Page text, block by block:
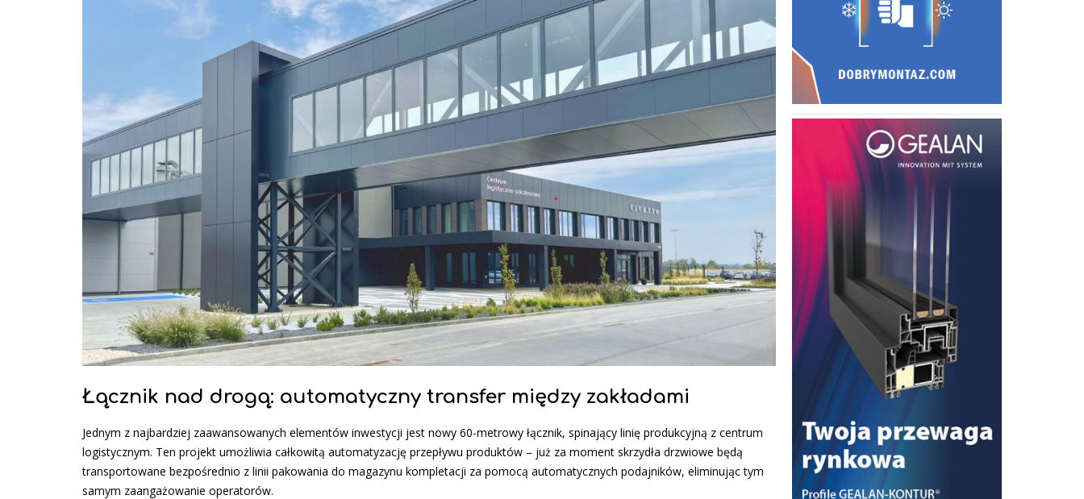
Łącznik nad drogą: automatyczny transfer między zakładami
Jednym z najbardziej zaawansowanych elementów inwestycji jest nowy 60-metrowy łącznik, spinający linię produkcyjną z centrum
logistycznym. Ten projekt umożliwia całkowitą automatyzację przepływu produktów – już za moment skrzydła drzwiowe będą
transportowane bezpośrednio z linii pakowania do magazynu kompletacji za pomocą automatycznych podajników, eliminując tym
samym zaangażowanie operatorów.